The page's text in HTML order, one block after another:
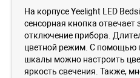
На корпусе Yeelight LED
сенсорная кнопка отвечает
отключение прибора.
цветной режим. С помощью
шкалы можно настроить
яркость свечения. Также,